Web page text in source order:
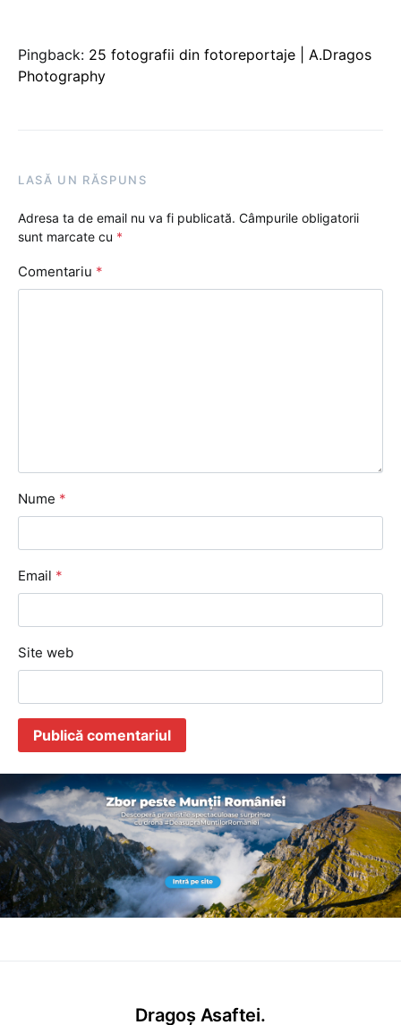
Pingback: 25 fotografii din fotoreportaje | A.Dragos
Photography
LASĂ UN RĂSPUNS
Adresa ta de email nu va fi publicată. Câmpurile obligatorii
sunt marcate cu *
Comentariu *
Nume *
Email *
Site web
Dragoș Asaftei.